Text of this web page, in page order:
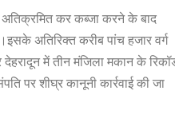
अतिक्रमित कर कब्जा करने के बाद
अतिरिक्त करीब पांच हजार वर्ग
में तीन मंजिला मकान के
पर शीघ्र कानूनी कार्रवाई की जा